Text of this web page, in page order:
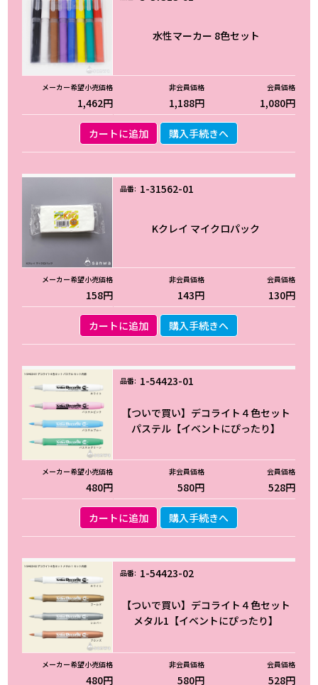
水性マーカー 8色セット
1,462円 1,188円 1,080円
カートに追加 購入手続きへ
1-31562-01
Kクレイ マイクロパック
158円 143円 130円
カートに追加 購入手続きへ
1-54423-01
【ついで買い】デコライト４色セット
パステル【イベントにぴったり】
480円 580円 528円
カートに追加 購入手続きへ
1-54423-02
【ついで買い】デコライト４色セット
メタル1【イベントにぴったり】
480円 580円 528円